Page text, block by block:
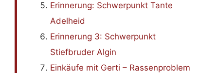
Erinnerung: Schwerpunkt Tante
Adelheid
Erinnerung 3: Schwerpunkt
Stiefbruder Algin
Einkäufe mit Gerti – Rassenproblem